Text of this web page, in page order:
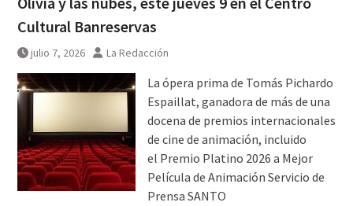
Cultural Banreservas
julio 7, 2026 La Redacción
La ópera prima de Tomás Pichardo
Espaillat, ganadora de más de una
docena de premios internacionales
de cine de animación, incluido
el Premio Platino 2026 a Mejor
Película de Animación Servicio de
Prensa SANTO